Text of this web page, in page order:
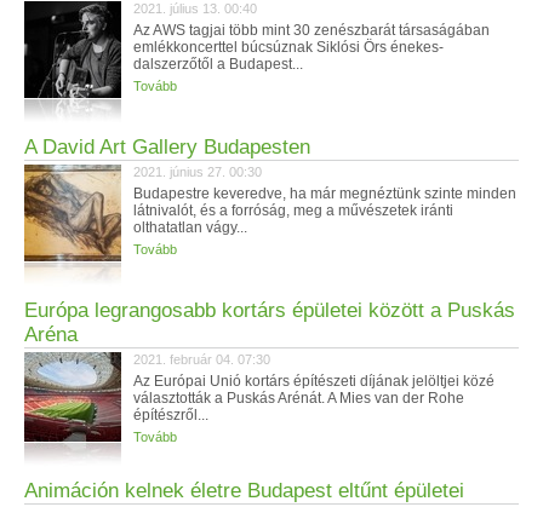
2021. július 13. 00:40
Az AWS tagjai több mint 30 zenészbarát társaságában
emlékkoncerttel búcsúznak Siklósi Örs énekes-
dalszerzőtől a Budapest...
Tovább
A David Art Gallery Budapesten
2021. június 27. 00:30
Budapestre keveredve, ha már megnéztünk szinte minden
látnivalót, és a forróság, meg a művészetek iránti
olthatatlan vágy...
Tovább
Európa legrangosabb kortárs épületei között a Puskás
Aréna
2021. február 04. 07:30
Az Európai Unió kortárs építészeti díjának jelöltjei közé
választották a Puskás Arénát. A Mies van der Rohe
építészről...
Tovább
Animáción kelnek életre Budapest eltűnt épületei